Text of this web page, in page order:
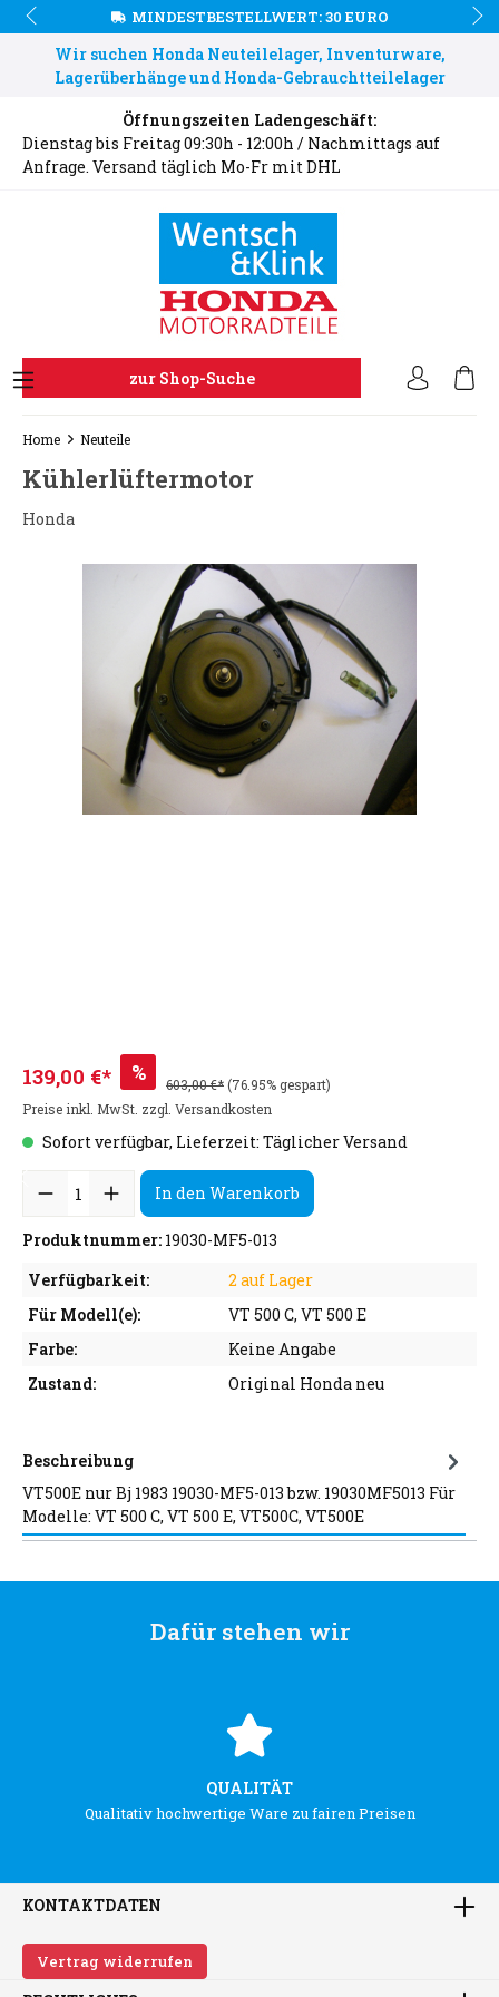
MINDESTBESTELLWERT: 30 EURO
Wir suchen Honda Neuteilelager, Inventurware,
Lagerüberhänge und Honda-Gebrauchtteilelager
Öffnungszeiten Ladengeschäft:
Dienstag bis Freitag 09:30h - 12:00h / Nachmittags auf
Anfrage. Versand täglich Mo-Fr mit DHL
zur Shop-Suche
Home Neuteile
Kühlerlüftermotor
Honda
139,00 €* % 603,00 €*(76.95% gespart)
Preise inkl. MwSt. zzgl. Versandkosten
Sofort verfügbar, Lieferzeit: Täglicher Versand
In den Warenkorb
Produktnummer: 19030-MF5-013
Verfügbarkeit:
2 auf Lager
Für Modell(e):
VT 500 C, VT 500 E
Farbe:
Keine Angabe
Zustand:
Original Honda neu
Beschreibung
VT500E nur Bj 1983 19030-MF5-013 bzw. 19030MF5013 Für
Modelle: VT 500 C, VT 500 E, VT500C, VT500E
Dafür stehen wir
QUALITÄT
Qualitativ hochwertige Ware zu fairen Preisen
KONTAKTDATEN
Vertrag widerrufen